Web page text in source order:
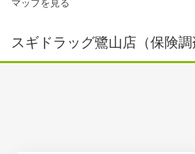
マップを見る
スギドラッグ鷺山店（保険調